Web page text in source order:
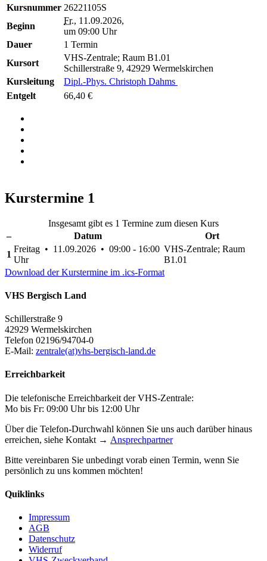
Kursnummer 26221105S
Beginn
Fr., 11.09.2026,
um 09:00 Uhr
Dauer
1 Termin
Kursort
VHS-Zentrale; Raum B1.01
Schillerstraße 9, 42929 Wermelskirchen
Kursleitung
Dipl.-Phys. Christoph Dahms
Entgelt
66,40 €
Kurstermine 1
Insgesamt gibt es 1 Termine zum diesen Kurs
–
Datum
Ort
1
Freitag • 11.09.2026 • 09:00 - 16:00
Uhr
VHS-Zentrale; Raum
B1.01
Download der Kurstermine im .ics-Format
VHS Bergisch Land
Schillerstraße 9
42929 Wermelskirchen
Telefon 02196/94704-0
E-Mail: zentrale(at)vhs-bergisch-land.de
Erreichbarkeit
Die telefonische Erreichbarkeit der VHS-Zentrale:
Mo bis Fr: 09:00 Uhr bis 12:00 Uhr
Über die Telefon-Durchwahl können Sie uns auch darüber hinaus
erreichen, siehe Kontakt → Ansprechpartner
Bitte vereinbaren Sie unbedingt vorab einen Termin, wenn Sie
persönlich zu uns kommen möchten!
Quiklinks
Impressum
AGB
Datenschutz
Widerruf